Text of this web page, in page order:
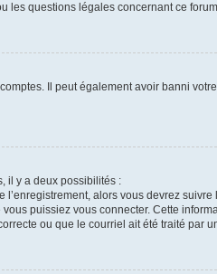
les questions légales concernant ce
Il peut également avoir banni
il y a deux possibilités :
alors vous devrez
puissiez vous connecter. Cette
ou que le courriel ait été traité par